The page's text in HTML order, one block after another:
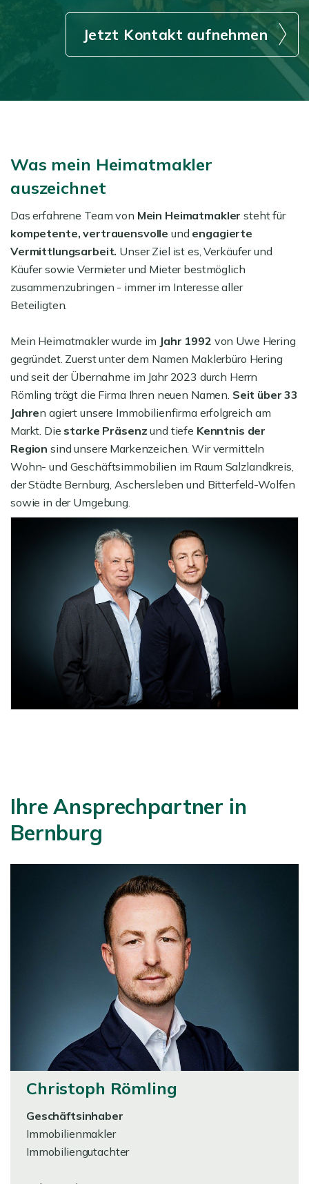
Jetzt Kontakt aufnehmen
Was mein Heimatmakler
auszeichnet
Das erfahrene Team von Mein Heimatmakler steht für
kompetente, vertrauensvolle und engagierte
Vermittlungsarbeit. Unser Ziel ist es, Verkäufer und
Käufer sowie Vermieter und Mieter bestmöglich
zusammenzubringen - immer im Interesse aller
Beteiligten.
Mein Heimatmakler wurde im Jahr 1992 von Uwe Hering
gegründet. Zuerst unter dem Namen Maklerbüro Hering
und seit der Übernahme im Jahr 2023 durch Herrn
Römling trägt die Firma Ihren neuen Namen. Seit über 33
Jahren agiert unsere Immobilienfirma erfolgreich am
Markt. Die starke Präsenz und tiefe Kenntnis der
Region sind unsere Markenzeichen. Wir vermitteln
Wohn- und Geschäftsimmobilien im Raum Salzlandkreis,
der Städte Bernburg, Aschersleben und Bitterfeld-Wolfen
sowie in der Umgebung.
Ihre Ansprechpartner in
Bernburg
Christoph Römling
Geschäftsinhaber
Immobilienmakler
Immobiliengutachter